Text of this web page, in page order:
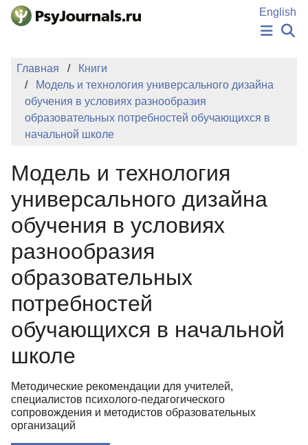
Перейти к основному содержанию
English
АВТОРЫ
ПОДАТЬ РУКОПИСЬ
БАЗА ЗНАНИЙ
КЛЮЧЕВЫЕ СЛОВА
Главная
Книги
Модель и технология универсального дизайна
обучения в условиях разнообразия
образовательных потребностей обучающихся в
начальной школе
Модель и технология
универсального дизайна
обучения в условиях
разнообразия
образовательных
потребностей
обучающихся в начальной
школе
Методические рекомендации для учителей,
специалистов психолого-педагогического
сопровождения и методистов образовательных
организаций